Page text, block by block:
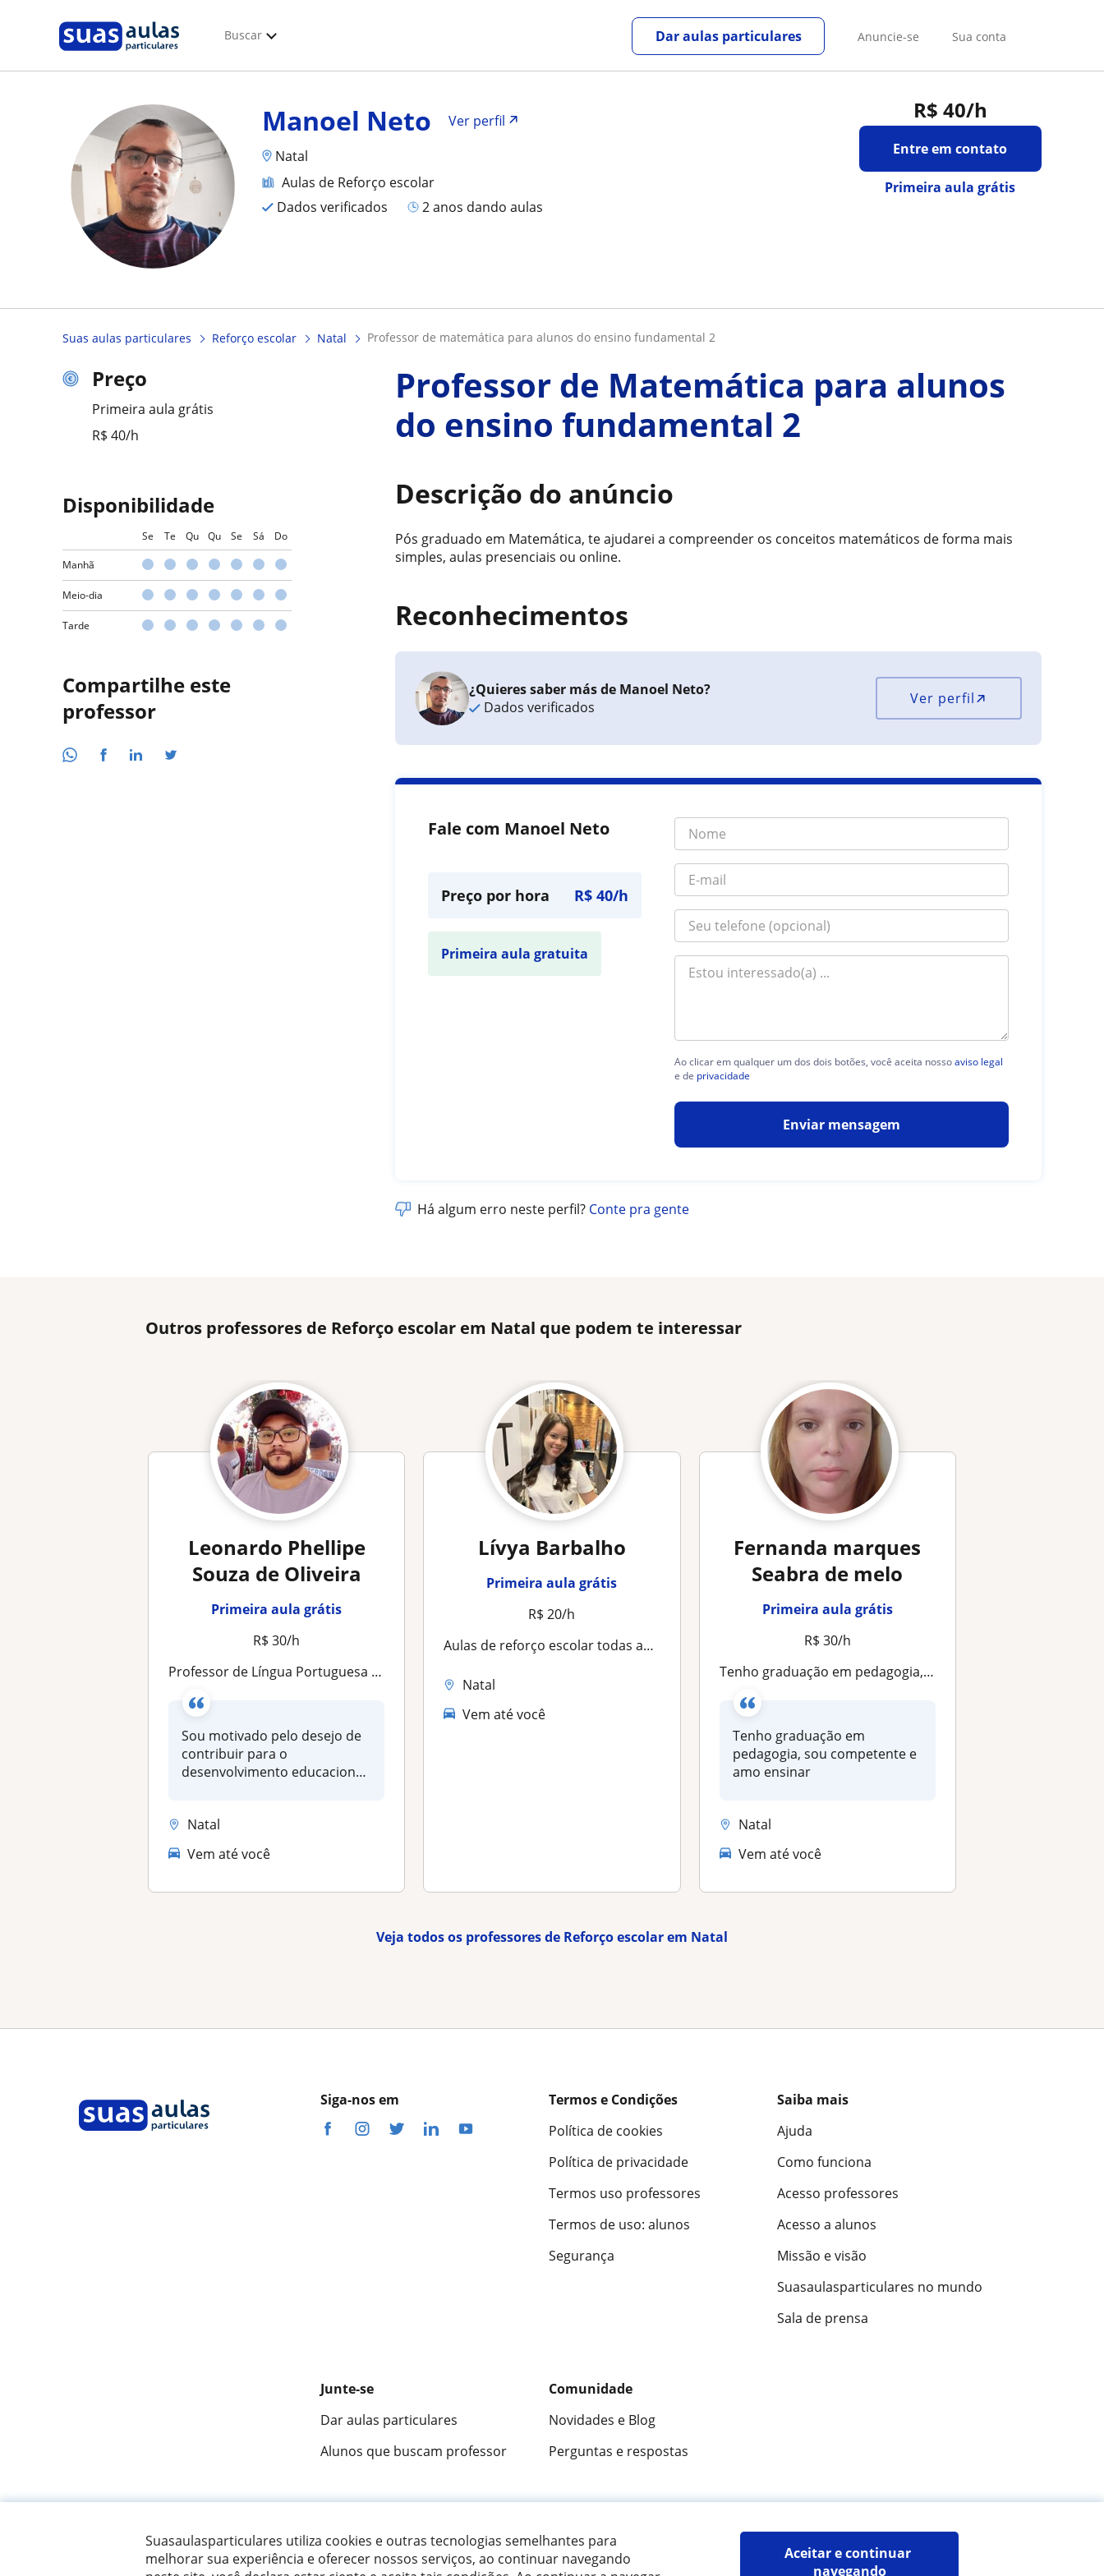
Suasaulasparticulares utiliza cookies e outras tecnologias semelhantes para
melhorar sua experiência e oferecer nossos serviços, ao continuar navegando
Aceitar e continuar
navegando
Buscar Anuncie-se Sua conta
Dar aulas particulares
R$ 40/h
Entre em contato
Primeira aula grátis
Manoel Neto
Ver perfil
Natal
Aulas de Reforço escolar
Dados verificados
2 anos dando aulas
Suas aulas particulares Reforço escolar Natal professor de matemática para alunos do ensino fundamental 2
Preço
Primeira aula grátis
R$ 40/h
Disponibilidade
Se Te Qu Qu Se Sá Do
Manhã
Meio-dia
Tarde
Compartilhe este
professor
Professor de Matemática para alunos
do ensino fundamental 2
Descrição do anúncio
Pós graduado em Matemática, te ajudarei a compreender os conceitos matemáticos de forma mais
simples, aulas presenciais ou online.
Reconhecimentos
¿Quieres saber más de Manoel Neto?
Dados verificados
Ver perfil
Fale com Manoel Neto
Preço por hora R$ 40/h
Primeira aula gratuita
Ao clicar em qualquer um dos dois botões, você aceita nossoaviso legal
e de privacidade
Enviar mensagem
Há algum erro neste perfil? Conte pra gente
Outros professores de Reforço escolar em Natal que podem te interessar
Leonardo Phellipe
Souza de Oliveira
Primeira aula grátis
R$ 30/h
Professor de Língua Portuguesa e Literatura | Reforço Escolar e Preparação para Provas
Sou motivado pelo desejo de
contribuir para o
desenvolvimento educacional
Natal
Vem até você
Lívya Barbalho
Primeira aula grátis
R$ 20/h
Aulas de reforço escolar todas as matérias
Natal
Vem até você
Fernanda marques
Seabra de melo
Primeira aula grátis
R$ 30/h
Tenho graduação em pedagogia, tenho experiência em dar aula de reforço
Tenho graduação em
pedagogia, sou competente e
amo ensinar
Natal
Vem até você
Veja todos os professores de Reforço escolar em Natal
Siga-nos em
Termos e Condições
Política de cookies
Política de privacidade
Termos uso professores
Termos de uso: alunos
Segurança
Saiba mais
Ajuda
Como funciona
Acesso professores
Acesso a alunos
Missão e visão
Suasaulasparticulares no mundo
Sala de prensa
Junte-se
Dar aulas particulares
Alunos que buscam professor
Comunidade
Novidades e Blog
Perguntas e respostas
opiniões de alunos